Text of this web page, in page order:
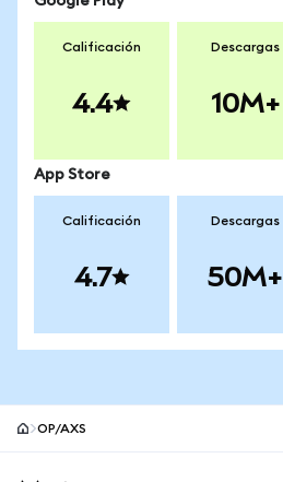
Calificación
4.4
Descargas
10M+
App Store
Calificación
4.7
Descargas
50M+
OP/AXS